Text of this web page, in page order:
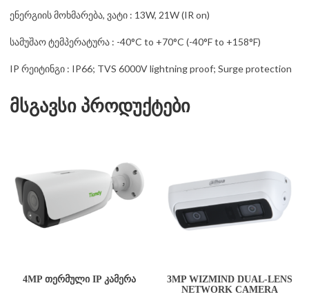
ენერგიის მოხმარება, ვატი : 13W, 21W (IR on)
სამუშაო ტემპერატურა : -40°C to +70°C (-40°F to +158°F)
IP რეიტინგი : IP66; TVS 6000V lightning proof; Surge protection
მსგავსი პროდუქტები
4MP ᲗᲔᲠᲛᲣᲚᲘ IP ᲙᲐᲛᲔᲠᲐ
3MP WIZMIND DUAL-LENS
NETWORK CAMERA